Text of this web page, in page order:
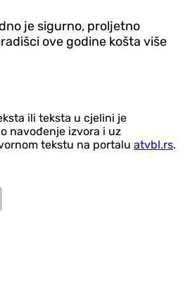
je sigurno, proljetno
ove godine košta više
ili teksta u cjelini je
navođenje izvora i uz
tekstu na portalu atvbl.rs.